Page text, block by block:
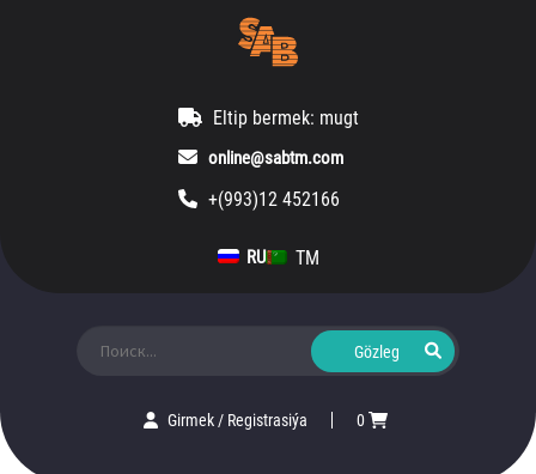
Eltip bermek: mugt
online@sabtm.com
+(993)12 452166
RU TM
Girmek/ Registrasiýa 0